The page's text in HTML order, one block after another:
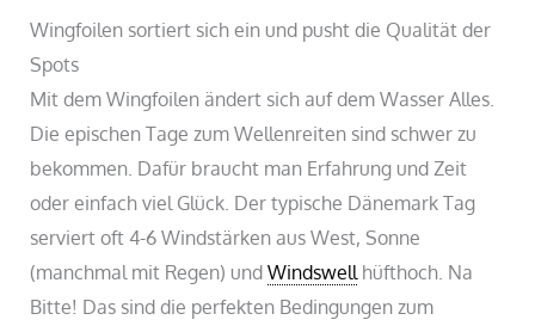
Wingfoilen sortiert sich ein und pusht die Qualität der
Spots
Mit dem Wingfoilen ändert sich auf dem Wasser Alles.
Die epischen Tage zum Wellenreiten sind schwer zu
bekommen. Dafür braucht man Erfahrung und Zeit
oder einfach viel Glück. Der typische Dänemark Tag
serviert oft 4-6 Windstärken aus West, Sonne
(manchmal mit Regen) undWindswell hüfthoch. Na
Bitte! Das sind die perfekten Bedingungen zum